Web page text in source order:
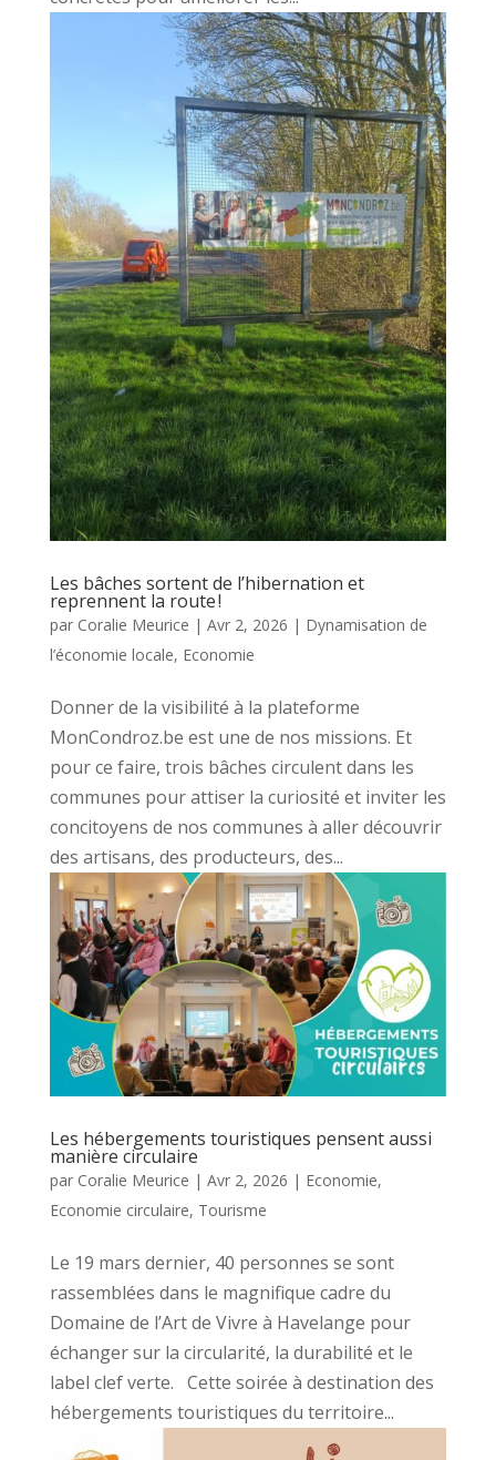
Les bâches sortent de l’hibernation et
reprennent la route !
par Coralie Meurice | Avr 2, 2026 | Dynamisation de
l’économie locale, Economie
Donner de la visibilité à la plateforme
MonCondroz.be est une de nos missions. Et
pour ce faire, trois bâches circulent dans les
communes pour attiser la curiosité et inviter les
concitoyens de nos communes à aller découvrir
des artisans, des producteurs, des...
Les hébergements touristiques pensent aussi
manière circulaire
par Coralie Meurice | Avr 2, 2026 | Economie,
Economie circulaire, Tourisme
Le 19 mars dernier, 40 personnes se sont
rassemblées dans le magnifique cadre du
Domaine de l’Art de Vivre à Havelange pour
échanger sur la circularité, la durabilité et le
label clef verte. Cette soirée à destination des
hébergements touristiques du territoire...